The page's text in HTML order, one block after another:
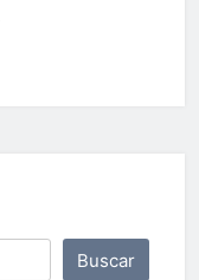
Buscar